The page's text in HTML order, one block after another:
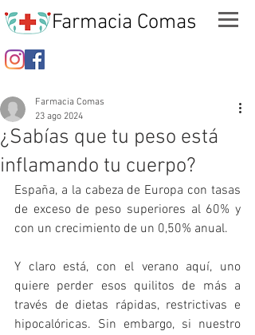
Farmacia Comas
¿Sabías que tu peso está
inflamando tu cuerpo?
Farmacia Comas
23 ago 2024
España, a la cabeza de Europa con tasas
de exceso de peso superiores al 60% y
con un crecimiento de un 0,50% anual.
Y claro está, con el verano aquí, uno
quiere perder esos quilitos de más a
través de dietas rápidas, restrictivas e
hipocalóricas. Sin embargo, si nuestro